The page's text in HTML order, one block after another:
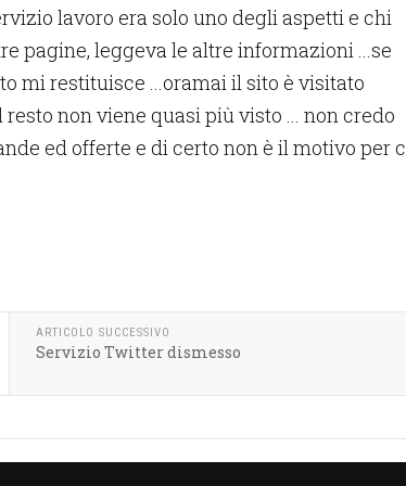
lavoro era solo uno degli aspetti e chi
pagine, leggeva le altre informazioni ...se
mi restituisce ...oramai il sito è visitato
non viene quasi più visto ... non credo
ed offerte e di certo non è il motivo per
ARTICOLO SUCCESSIVO
Servizio Twitter dismesso